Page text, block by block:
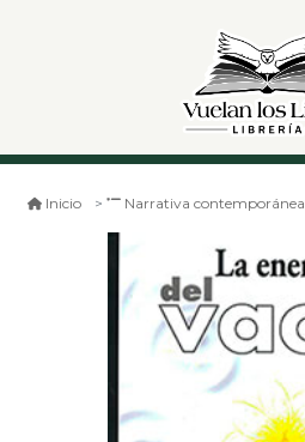
Inicio Narrativa contemporánea